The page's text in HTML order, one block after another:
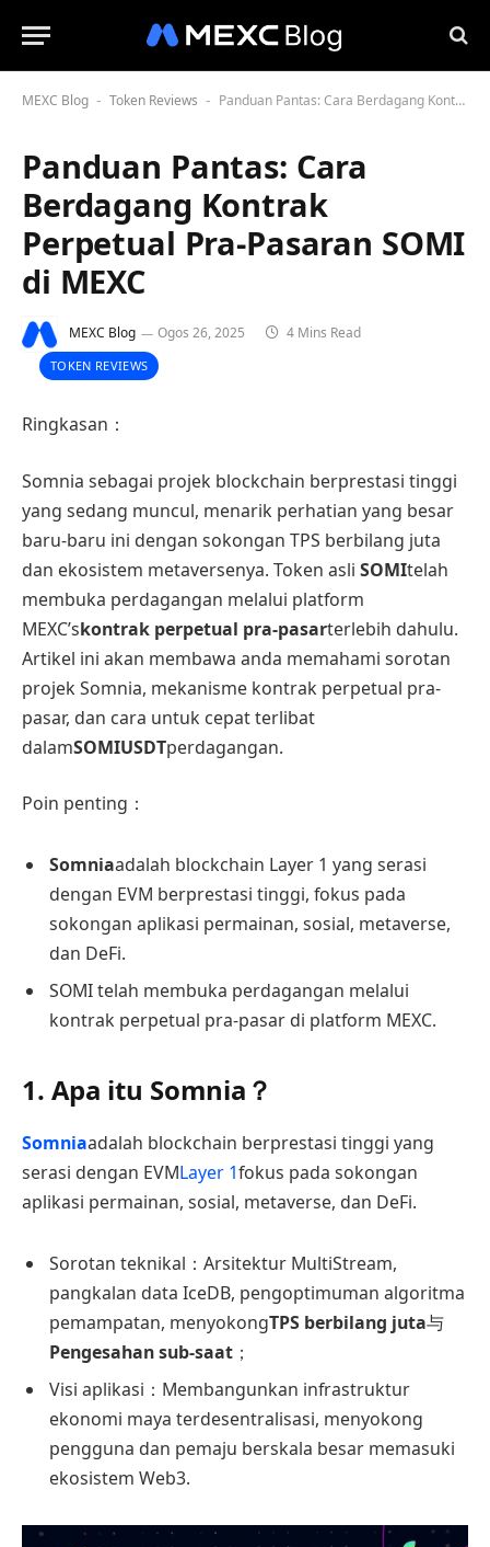
MEXC Blog - Token Reviews - Panduan Pantas: Cara Berdagang Kontrak Perpetual Pra-Pasaran SOMI di MEXC
Panduan Pantas: Cara
Berdagang Kontrak
Perpetual Pra-Pasaran SOMI
di MEXC
MEXC Blog Ogos 26, 2025 4 Mins Read
TOKEN REVIEWS
Ringkasan：
Somnia sebagai projek blockchain berprestasi tinggi
yang sedang muncul, menarik perhatian yang besar
baru-baru ini dengan sokongan TPS berbilang juta
dan ekosistem metaversenya. Token asli SOMItelah
membuka perdagangan melalui platform
MEXC’skontrak perpetual pra-pasarterlebih dahulu.
Artikel ini akan membawa anda memahami sorotan
projek Somnia, mekanisme kontrak perpetual pra-
pasar, dan cara untuk cepat terlibat
dalamSOMIUSDTperdagangan.
Poin penting：
Somniaadalah blockchain Layer 1 yang serasi
dengan EVM berprestasi tinggi, fokus pada
sokongan aplikasi permainan, sosial, metaverse,
dan DeFi.
SOMI telah membuka perdagangan melalui
kontrak perpetual pra-pasar di platform MEXC.
1. Apa itu Somnia？
Somniaadalah blockchain berprestasi tinggi yang
serasi dengan EVMLayer 1fokus pada sokongan
aplikasi permainan, sosial, metaverse, dan DeFi.
Sorotan teknikal：Arsitektur MultiStream,
pangkalan data IceDB, pengoptimuman algoritma
pemampatan, menyokongTPS berbilang juta与
Pengesahan sub-saat ；
Visi aplikasi：Membangunkan infrastruktur
ekonomi maya terdesentralisasi, menyokong
pengguna dan pemaju berskala besar memasuki
ekosistem Web3.